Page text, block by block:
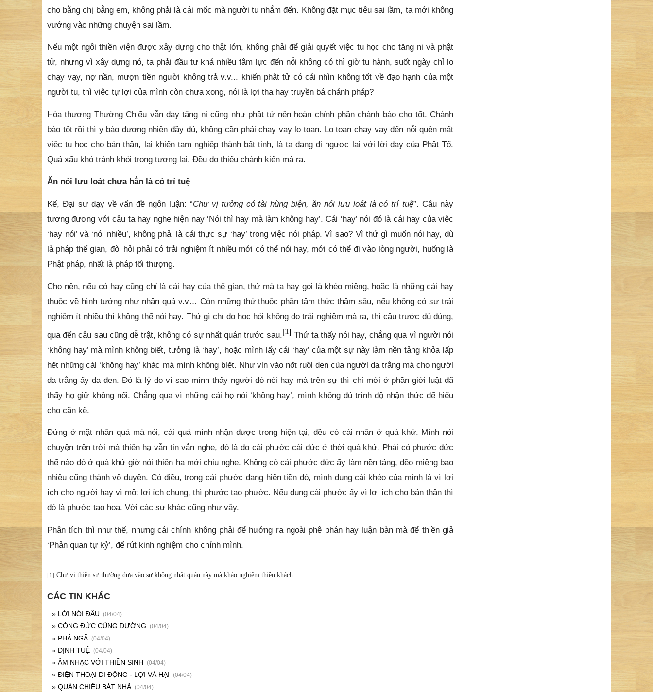
cho bằng chị bằng em, không phải là cái mốc mà người tu nhắm đến. Không đặt mục tiêu sai lầm, ta mới không
vướng vào những chuyện sai lầm.
Nếu một ngôi thiền viện được xây dựng cho thật lớn, không phải để giải quyết việc tu học cho tăng ni và phật
tử, nhưng vì xây dựng nó, ta phải đầu tư khá nhiều tâm lực đến nỗi không có thì giờ tu hành, suốt ngày chỉ lo
chạy vạy, nợ nần, mượn tiền người không trả v.v... khiến phật tử có cái nhìn không tốt về đạo hạnh của một
người tu, thì việc tự lợi của mình còn chưa xong, nói là lợi tha hay truyền bá chánh pháp?
Hòa thượng Thường Chiếu vẫn dạy tăng ni cũng như phật tử nên hoàn chỉnh phần chánh báo cho tốt. Chánh
báo tốt rồi thì y báo đương nhiên đầy đủ, không cần phải chạy vạy lo toan. Lo toan chạy vạy đến nỗi quên mất
việc tu học cho bản thân, lại khiến tam nghiệp thành bất tịnh, là ta đang đi ngược lại với lời dạy của Phật Tổ.
Quả xấu khó tránh khỏi trong tương lai. Đều do thiếu chánh kiến mà ra.
Ăn nói lưu loát chưa hẳn là có trí tuệ
Kế, Đại sư dạy về vấn đề ngôn luận: “Chư vị tưởng có tài hùng biện, ăn nói lưu loát là có trí tuệ”. Câu này
tương đương với câu ta hay nghe hiện nay ‘Nói thì hay mà làm không hay’. Cái ‘hay’ nói đó là cái hay của việc
‘hay nói’ và ‘nói nhiều’, không phải là cái thực sự ‘hay’ trong việc nói pháp. Vì sao? Vì thứ gì muốn nói hay, dù
là pháp thế gian, đòi hỏi phải có trải nghiệm ít nhiều mới có thể nói hay, mới có thể đi vào lòng người, huống là
Phật pháp, nhất là pháp tối thượng.
Cho nên, nếu có hay cũng chỉ là cái hay của thế gian, thứ mà ta hay gọi là khéo miệng, hoặc là những cái hay
thuộc về hình tướng như nhân quả v.v… Còn những thứ thuộc phần tâm thức thâm sâu, nếu không có sự trải
nghiệm ít nhiều thì không thể nói hay. Thứ gì chỉ do học hỏi không do trải nghiệm mà ra, thì câu trước dù đúng,
qua đến câu sau cũng dễ trật, không có sự nhất quán trước sau.[1] Thứ ta thấy nói hay, chẳng qua vì người nói
‘không hay’ mà mình không biết, tưởng là ‘hay’, hoặc mình lấy cái ‘hay’ của một sự này làm nền tảng khỏa lấp
hết những cái ‘không hay’ khác mà mình không biết. Như vin vào nốt ruồi đen của người da trắng mà cho người
da trắng ấy da đen. Đó là lý do vì sao mình thấy người đó nói hay mà trên sự thì chỉ mới ở phần giới luật đã
thấy họ giữ không nổi. Chẳng qua vì những cái họ nói ‘không hay’, mình không đủ trình độ nhận thức để hiểu
cho cặn kẽ.
Đứng ở mặt nhân quả mà nói, cái quả mình nhận được trong hiện tại, đều có cái nhân ở quá khứ. Mình nói
chuyện trên trời mà thiên hạ vẫn tin vẫn nghe, đó là do cái phước cái đức ở thời quá khứ. Phải có phước đức
thế nào đó ở quá khứ giờ nói thiên hạ mới chịu nghe. Không có cái phước đức ấy làm nền tảng, dẽo miệng bao
nhiêu cũng thành vô duyên. Có điều, trong cái phước đang hiện tiền đó, mình dụng cái khéo của mình là vì lợi
ích cho người hay vì một lợi ích chung, thì phước tạo phước. Nếu dụng cái phước ấy vì lợi ích cho bản thân thì
đó là phước tạo họa. Với các sự khác cũng như vậy.
Phân tích thì như thế, nhưng cái chính không phải để hướng ra ngoài phê phán hay luận bàn mà để thiền giả
‘Phản quan tự kỷ’, để rút kinh nghiệm cho chính mình.
[1] Chư vị thiền sư thường dựa vào sự không nhất quán này mà khảo nghiệm thiền khách ...
CÁC TIN KHÁC
» LỜI NÓI ĐẦU (04/04)
» CÔNG ĐỨC CÚNG DƯỜNG (04/04)
» PHÁ NGÃ (04/04)
» ĐỊNH TUỆ (04/04)
» ÂM NHẠC VỚI THIỀN SINH (04/04)
» ĐIỆN THOẠI DI ĐỘNG - LỢI VÀ HẠI (04/04)
» QUÁN CHIẾU BÁT NHÃ (04/04)